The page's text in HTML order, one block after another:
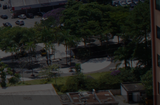
agosto 2026
julho 2026
abril 2026
março 2026
fevereiro 2026
janeiro 2026
novembro 2025